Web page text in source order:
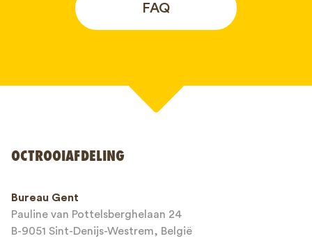
FAQ
E-mailadres*
OCTROOIAFDELING
Bureau Gent
Pauline van Pottelsberghelaan 24
B-9051 Sint-Denijs-Westrem, België